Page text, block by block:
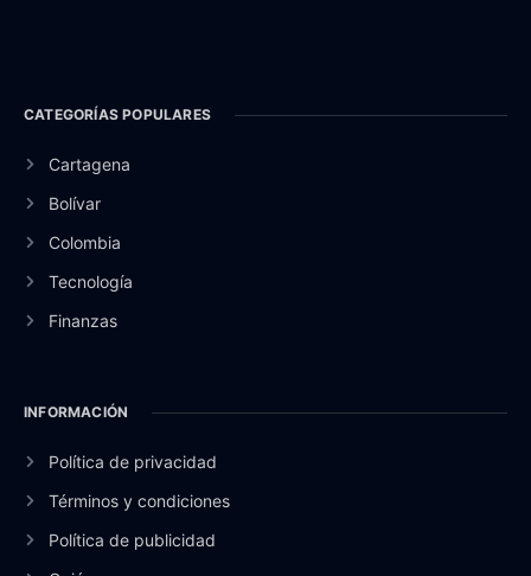
CATEGORÍAS POPULARES
Cartagena
Bolívar
Colombia
Tecnología
Finanzas
INFORMACIÓN
Política de privacidad
Términos y condiciones
Política de publicidad